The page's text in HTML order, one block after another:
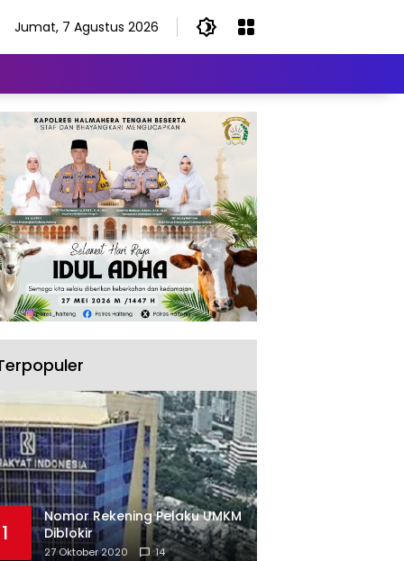
Jumat, 7 Agustus 2026
1
Nomor Rekening Pelaku UMKM
Diblokir
27 Oktober 2020 14